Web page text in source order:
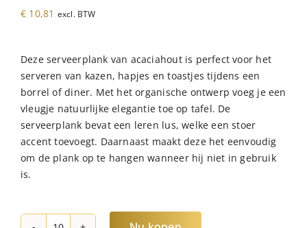
€ 10,81 excl. BTW
Deze serveerplank van acaciahout is perfect voor het
serveren van kazen, hapjes en toastjes tijdens een
borrel of diner. Met het organische ontwerp voeg je een
vleugje natuurlijke elegantie toe op tafel. De
serveerplank bevat een leren lus, welke een stoer
accent toevoegt. Daarnaast maakt deze het eenvoudig
om de plank op te hangen wanneer hij niet in gebruik
is.